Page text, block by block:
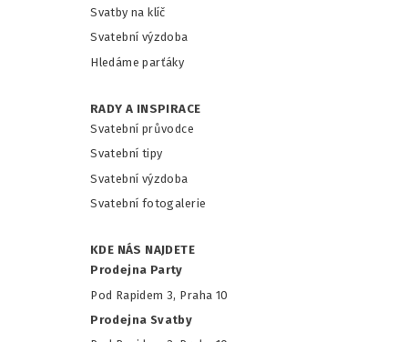
Svatby na klíč
Svatební výzdoba
Hledáme parťáky
RADY A INSPIRACE
Svatební průvodce
Svatební tipy
Svatební výzdoba
Svatební fotogalerie
KDE NÁS NAJDETE
Prodejna Party
Pod Rapidem 3, Praha 10
Prodejna Svatby